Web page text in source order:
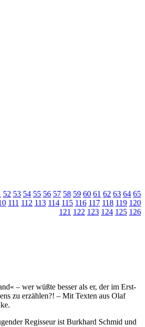
52 53 54 55 56 57 58 59 60 61 62 63 64 65
111 112 113 114 115 116 117 118 119 120
121 122 123 124 125 126
– wer wüßte besser als er, der im Erst-
zu erzählen?! – Mit Texten aus Olaf
Regisseur ist Burkhard Schmid und